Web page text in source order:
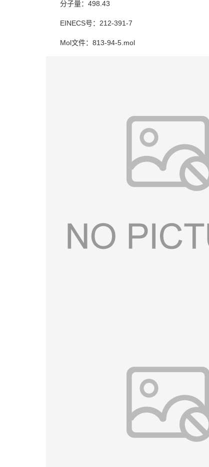
分子量：498.43
EINECS号：212-391-7
Mol文件：813-94-5.mol